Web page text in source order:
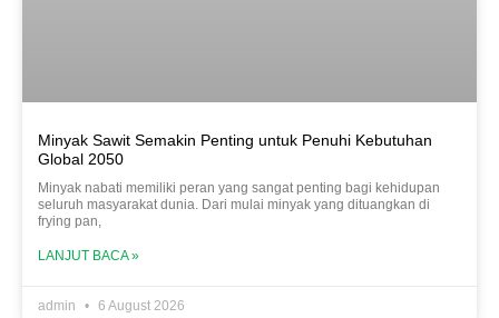
Minyak Sawit Semakin Penting untuk Penuhi Kebutuhan
Global 2050
Minyak nabati memiliki peran yang sangat penting bagi kehidupan
seluruh masyarakat dunia. Dari mulai minyak yang dituangkan di
frying pan,
LANJUT BACA »
admin 6 August 2026